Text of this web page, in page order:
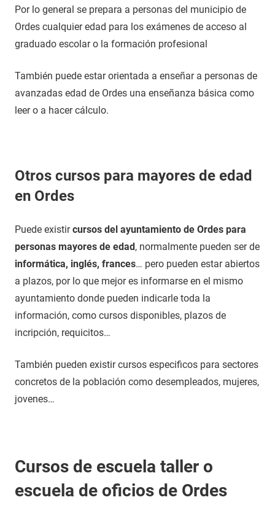
Por lo general se prepara a personas del municipio de
Ordes cualquier edad para los exámenes de acceso al
graduado escolar o la formación profesional
También puede estar orientada a enseñar a personas de
avanzadas edad de Ordes una enseñanza básica como
leer o a hacer cálculo.
Otros cursos para mayores de edad
en Ordes
Puede existircursos del ayuntamiento de Ordes para
personas mayores de edad, normalmente pueden ser de
informática, inglés, frances… pero pueden estar abiertos
a plazos, por lo que mejor es informarse en el mismo
ayuntamiento donde pueden indicarle toda la
información, como cursos disponibles, plazos de
incripción, requicitos…
También pueden existir cursos especificos para sectores
concretos de la población como desempleados, mujeres,
jovenes…
Cursos de escuela taller o
escuela de oficios de Ordes